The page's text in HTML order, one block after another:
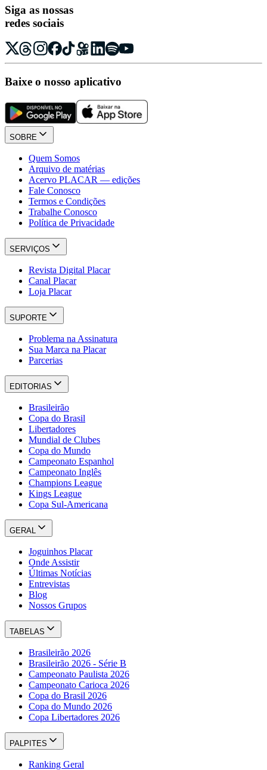
Siga as nossas
redes sociais
Baixe o nosso aplicativo
SOBRE
Quem Somos
Arquivo de matérias
Acervo PLACAR — edições
Fale Conosco
Termos e Condições
Trabalhe Conosco
Política de Privacidade
SERVIÇOS
Revista Digital Placar
Canal Placar
Loja Placar
SUPORTE
Problema na Assinatura
Sua Marca na Placar
Parcerias
EDITORIAS
Brasileirão
Copa do Brasil
Libertadores
Mundial de Clubes
Copa do Mundo
Campeonato Espanhol
Campeonato Inglês
Champions League
Kings League
Copa Sul-Americana
GERAL
Joguinhos Placar
Onde Assistir
Últimas Notícias
Entrevistas
Blog
Nossos Grupos
TABELAS
Brasileirão 2026
Brasileirão 2026 - Série B
Campeonato Paulista 2026
Campeonato Carioca 2026
Copa do Brasil 2026
Copa do Mundo 2026
Copa Libertadores 2026
PALPITES
Ranking Geral